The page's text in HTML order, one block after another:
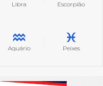
Libra Escorpião
Aquário Peixes